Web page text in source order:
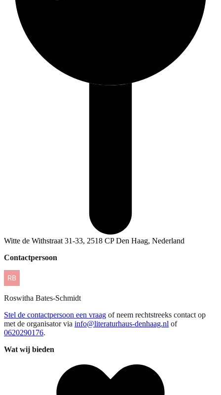
Witte de Withstraat 31-33, 2518 CP Den Haag, Nederland
Contactpersoon
Roswitha Bates-Schmidt
Stel de contactpersoon een vraag of neem rechtstreeks contact op
met de organisator via info@literaturhaus-denhaag.nl of
0620290176.
Wat wij bieden